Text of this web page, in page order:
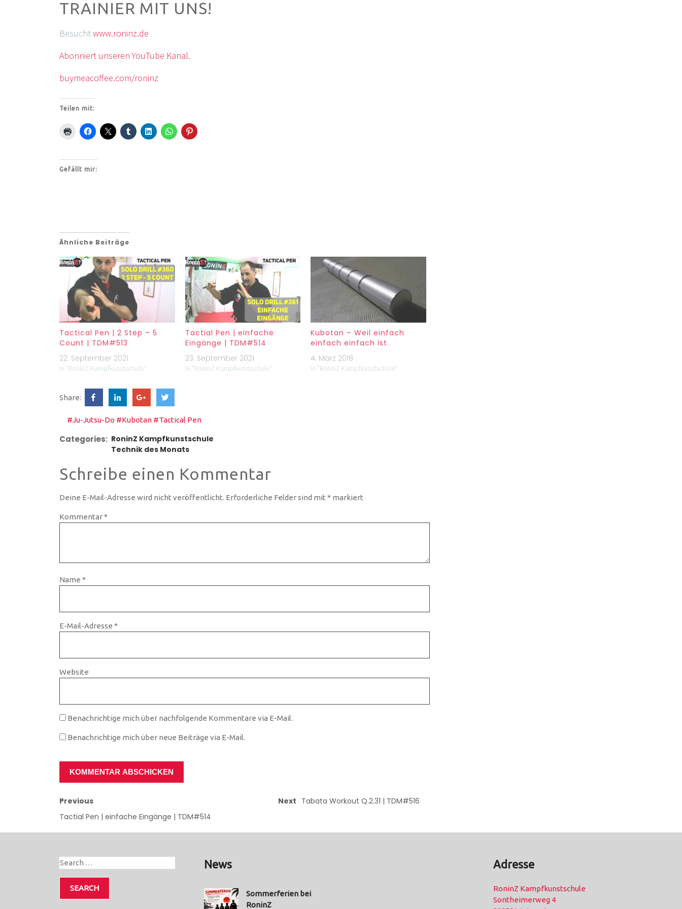
TRAINIER MIT UNS!
Besuchtwww.roninz.de
Abonniert unseren YouTube Kanal.
buymeacoffee.com/roninz
Teilen mit:
Gefällt mir:
Ähnliche Beiträge
Tactical Pen | 2 Step – 5
Count | TDM#513
22. September 2021
In "RoninZ Kampfkunstschule"
Tactial Pen | einfache
Eingänge | TDM#514
23. September 2021
In "RoninZ Kampfkunstschule"
Kubotan – Weil einfach
einfach einfach ist.
4. März 2018
In "RoninZ Kampfkunstschule"
Share:
#Ju-Jutsu-Do #Kubotan #Tactical Pen
Categories: RoninZ Kampfkunstschule
Technik des Monats
Schreibe einen Kommentar
Deine E-Mail-Adresse wird nicht veröffentlicht. Erforderliche Felder sind mit * markiert
Kommentar*
Name *
E-Mail-Adresse *
Website
Benachrichtige mich über nachfolgende Kommentare via E-Mail.
Benachrichtige mich über neue Beiträge via E-Mail.
Previous
Tactial Pen | einfache Eingänge | TDM#514
Next Tabata Workout Q.2.31 | TDM#516
News
Sommerferien bei
RoninZ
Adresse
RoninZ Kampfkunstschule
Sontheimerweg 4